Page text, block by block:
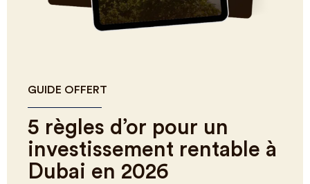
GUIDE OFFERT
5 règles d’or pour un
investissement rentable à
Dubai en 2026